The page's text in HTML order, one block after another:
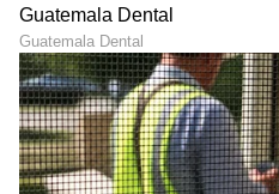
RECOMMENDED STORIES